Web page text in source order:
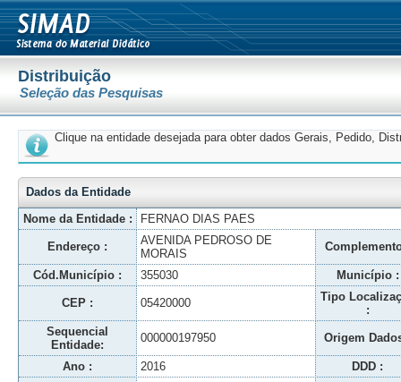
Distribuição
Seleção das Pesquisas
Clique na entidade desejada para obter dados Gerais, Pedido,
Dados da Entidade
Nome da Entidade :
FERNAO DIAS PAES
Endereço :
AVENIDA PEDROSO DE
MORAIS
Cód.Município : 355030 Município :
CEP : 05420000
Tipo
:
Sequencial
Entidade:
000000197950 Origem
Ano : 2016 DDD :